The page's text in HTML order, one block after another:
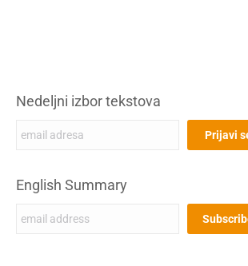
Nedeljni izbor tekstova
English Summary